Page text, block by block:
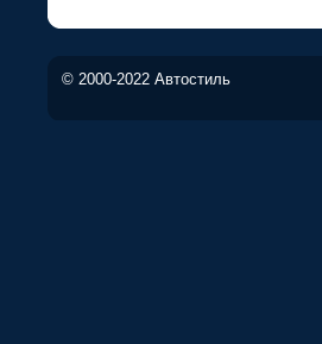
© 2000-2022 Автостиль